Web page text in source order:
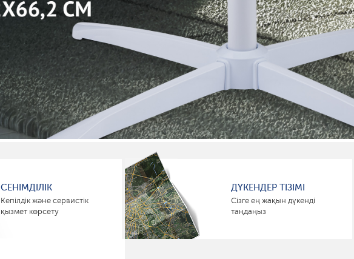
СЕНІМДІЛІК
Кепілдік және сервистік
қызмет көрсету
ДҮКЕНДЕР ТІЗІМІ
Сізге ең жақын дүкенді
таңдаңыз